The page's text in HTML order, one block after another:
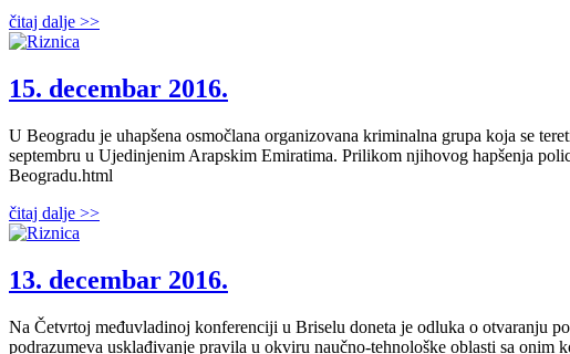
čitaj dalje >>
15. decembar 2016.
U Beogradu je uhapšena osmočlana organizovana kriminalna grupa koja se
septembru u Ujedinjenim Arapskim Emiratima. Prilikom njihovog hapšenja
Beogradu.html
čitaj dalje >>
13. decembar 2016.
Na Četvrtoj međuvladinoj konferenciji u Briselu doneta je odluka o otvaranju
podrazumeva usklađivanje pravila u okviru naučno-tehnološke oblasti sa